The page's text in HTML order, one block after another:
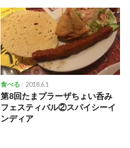
食べる 2018.6.1
第8回たまプラーザちょい呑み
フェスティバル②スパイシーイ
ンディア